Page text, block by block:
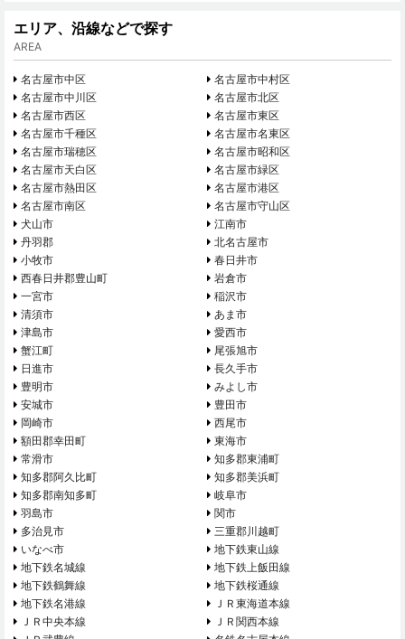
エリア、沿線などで探す
AREA
名古屋市中区
名古屋市中村区
名古屋市中川区
名古屋市北区
名古屋市西区
名古屋市東区
名古屋市千種区
名古屋市名東区
名古屋市瑞穂区
名古屋市昭和区
名古屋市天白区
名古屋市緑区
名古屋市熱田区
名古屋市港区
名古屋市南区
名古屋市守山区
犬山市
江南市
丹羽郡
北名古屋市
小牧市
春日井市
西春日井郡豊山町
岩倉市
一宮市
稲沢市
清須市
あま市
津島市
愛西市
蟹江町
尾張旭市
日進市
長久手市
豊明市
みよし市
安城市
豊田市
岡崎市
西尾市
額田郡幸田町
東海市
常滑市
知多郡東浦町
知多郡阿久比町
知多郡美浜町
知多郡南知多町
岐阜市
羽島市
関市
多治見市
三重郡川越町
いなべ市
地下鉄東山線
地下鉄名城線
地下鉄上飯田線
地下鉄鶴舞線
地下鉄桜通線
地下鉄名港線
ＪＲ東海道本線
ＪＲ中央本線
ＪＲ関西本線